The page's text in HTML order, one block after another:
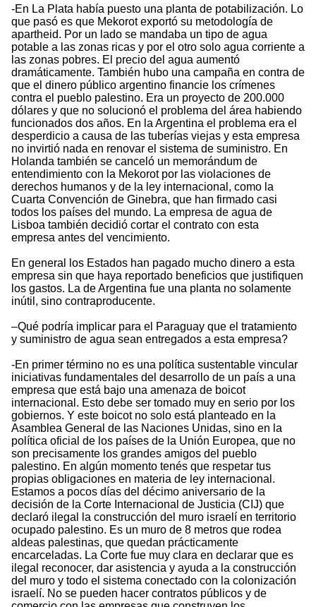
-En La Plata había puesto una planta de potabilización. Lo
que pasó es que Mekorot exportó su metodología de
apartheid. Por un lado se mandaba un tipo de agua
potable a las zonas ricas y por el otro solo agua corriente a
las zonas pobres. El precio del agua aumentó
dramáticamente. También hubo una campaña en contra de
que el dinero público argentino financie los crímenes
contra el pueblo palestino. Era un proyecto de 200.000
dólares y que no solucionó el problema del área habiendo
funcionados dos años. En la Argentina el problema era el
desperdicio a causa de las tuberías viejas y esta empresa
no invirtió nada en renovar el sistema de suministro. En
Holanda también se canceló un memorándum de
entendimiento con la Mekorot por las violaciones de
derechos humanos y de la ley internacional, como la
Cuarta Convención de Ginebra, que han firmado casi
todos los países del mundo. La empresa de agua de
Lisboa también decidió cortar el contrato con esta
empresa antes del vencimiento.
En general los Estados han pagado mucho dinero a esta
empresa sin que haya reportado beneficios que justifiquen
los gastos. La de Argentina fue una planta no solamente
inútil, sino contraproducente.
–Qué podría implicar para el Paraguay que el tratamiento
y suministro de agua sean entregados a esta empresa?
-En primer término no es una política sustentable vincular
iniciativas fundamentales del desarrollo de un país a una
empresa que está bajo una amenaza de boicot
internacional. Esto debe ser tomado muy en serio por los
gobiernos. Y este boicot no solo está planteado en la
Asamblea General de las Naciones Unidas, sino en la
política oficial de los países de la Unión Europea, que no
son precisamente los grandes amigos del pueblo
palestino. En algún momento tenés que respetar tus
propias obligaciones en materia de ley internacional.
Estamos a pocos días del décimo aniversario de la
decisión de la Corte Internacional de Justicia (CIJ) que
declaró ilegal la construcción del muro israelí en territorio
ocupado palestino. Es un muro de 8 metros que rodea
aldeas palestinas, que quedan prácticamente
encarceladas. La Corte fue muy clara en declarar que es
ilegal reconocer, dar asistencia y ayuda a la construcción
del muro y todo el sistema conectado con la colonización
israelí. No se pueden hacer contratos públicos y de